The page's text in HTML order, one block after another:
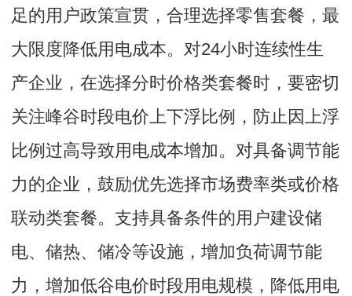
足的用户政策宣贯，合理选择零售套餐，最
大限度降低用电成本。对24小时连续性生
产企业，在选择分时价格类套餐时，要密切
关注峰谷时段电价上下浮比例，防止因上浮
比例过高导致用电成本增加。对具备调节能
力的企业，鼓励优先选择市场费率类或价格
联动类套餐。支持具备条件的用户建设储
电、储热、储冷等设施，增加负荷调节能
力，增加低谷电价时段用电规模，降低用电